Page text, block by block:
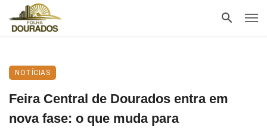
NOTÍCIAS
Feira Central de Dourados entra em
nova fase: o que muda para